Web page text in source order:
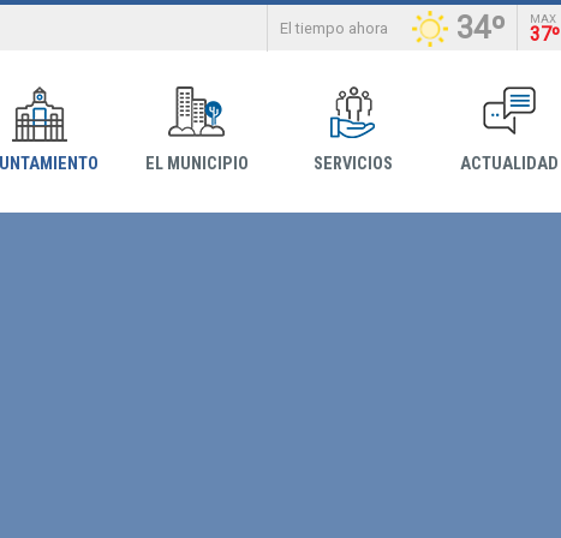
El tiempo ahora 34º MAX
37º
EL MUNICIPIO SERVICIOS ACTUALIDAD